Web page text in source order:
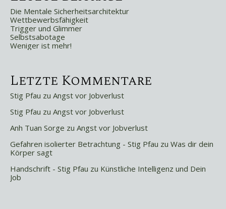
Die Mentale Sicherheitsarchitektur
Wettbewerbsfähigkeit
Trigger und Glimmer
Selbstsabotage
Weniger ist mehr!
Letzte Kommentare
Stig Pfau zu Angst vor Jobverlust
Stig Pfau zu Angst vor Jobverlust
Anh Tuan Sorge zu Angst vor Jobverlust
Gefahren isolierter Betrachtung - Stig Pfau zu Was dir dein
Körper sagt
Handschrift - Stig Pfau zu Künstliche Intelligenz und Dein
Job